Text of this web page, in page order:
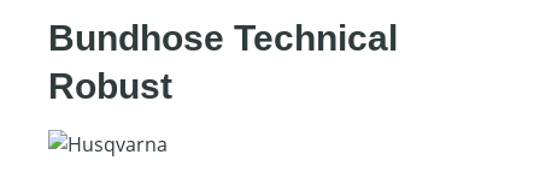
Bundhose Technical
Robust